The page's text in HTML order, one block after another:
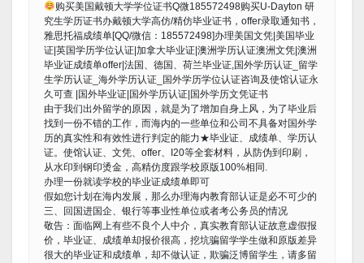
购买美国戴顿大学学位证书Q微185572498购买U-Dayton 研
究生学历证书办戴顿大学高仿/精仿毕业证书，offer录取通知书，
雅思托福成绩单[QQ/微信：185572498]办理美国文凭|美国毕业
证|英国学历学位认证|加拿大毕业证|澳洲学历认证澳洲文凭|澳洲
毕业证成绩单offer|法国、德国、荷兰毕业证,国外学历认证_留学
生学历认证_海外学历认证_国外学历学位认证咨询及使馆认证永
久可查 |国外毕业证|国外学历认证|国外学历文凭证书
由于我们出外留学的原因，就是为了增加自身上风，为了毕业后
找到一份不错的工作，而海内的一些单位和公司不具备对国外学
历的真实性和有效性进行判定的能力★毕业证、成绩单、学历认
证。使馆认证、文凭、offer、I20等全套材料，从防伪到印刷，
从水印到钢印烫金，高精仿度跟学校原版100%相同.
办理一份就读学校的毕业证成绩单即可
假如您计划在海内发展，那么办理海内教育部认证是必不可少的
三、回国进国企、银行等事业性单位或者考公务员的情况
敬告：面临网上有些不良个人中介，真实教育部认证故意虚假报
价，毕业证、成绩单却报价很高，挖坑骗留学学生做和原版差异
很大的毕业证和成绩单，却不做认证，欺骗泛博留学生，请多留